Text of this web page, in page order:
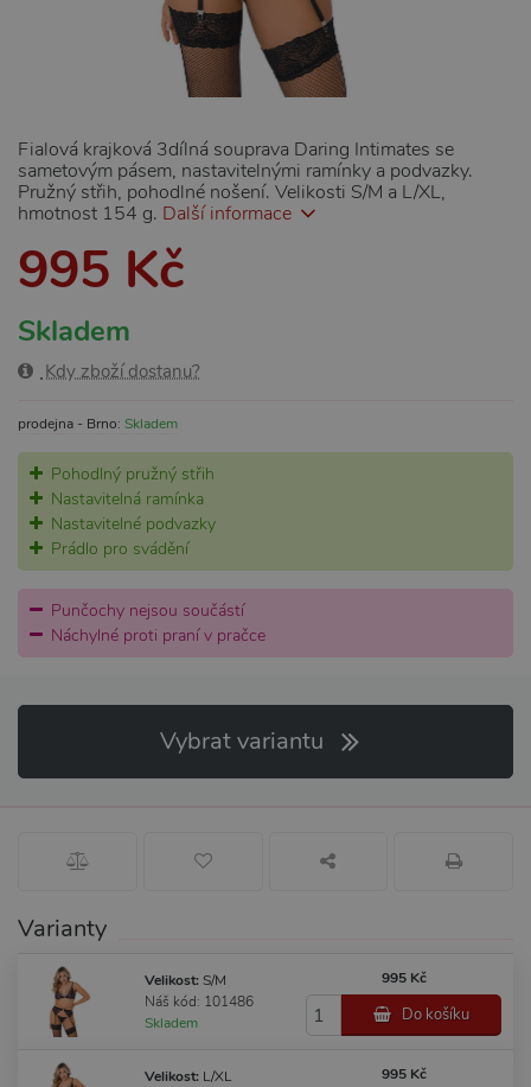
Fialová krajková 3dílná souprava Daring Intimates se
sametovým pásem, nastavitelnými ramínky a podvazky.
Pružný střih, pohodlné nošení. Velikosti S/M a L/XL,
hmotnost 154 g. Další informace
995 Kč
Skladem
Kdy zboží dostanu?
prodejna - Brno: Skladem
Pohodlný pružný střih
Nastavitelná ramínka
Nastavitelné podvazky
Prádlo pro svádění
Punčochy nejsou součástí
Náchylné proti praní v pračce
Vybrat variantu
Varianty
Velikost: S/M
Náš kód: 101486
Skladem
995 Kč
Do košíku
Velikost: L/XL
995 Kč